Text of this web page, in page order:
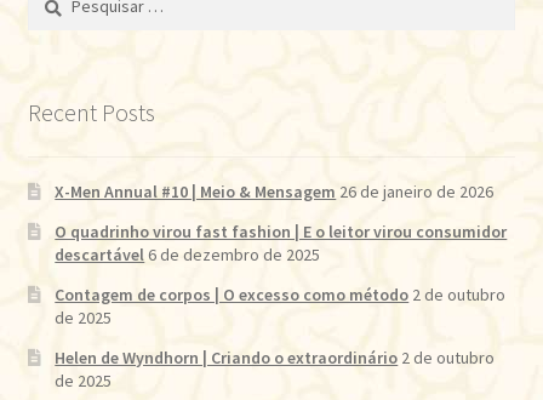
Recent Posts
X-Men Annual #10 | Meio & Mensagem 26 de janeiro de 2026
O quadrinho virou fast fashion | E o leitor virou consumidor
descartável6 de dezembro de 2025
Contagem de corpos | O excesso como método 2 de outubro
de 2025
Helen de Wyndhorn | Criando o extraordinário 2 de outubro
de 2025